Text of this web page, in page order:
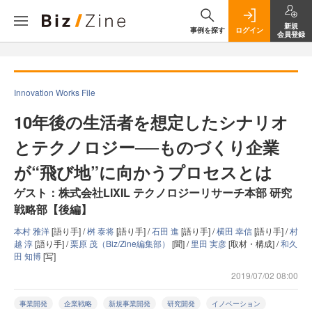
事例を探す ログイン
新規
会員登録
Innovation Works File
10年後の生活者を想定したシナリオ
とテクノロジー──ものづくり企業
が“飛び地”に向かうプロセスとは
ゲスト：株式会社LIXIL テクノロジーリサーチ本部 研究
戦略部【後編】
本村 雅洋[語り手] /桝 泰将[語り手] /石田 進 [語り手] /横田 幸信[語り手] /村
越 淳[語り手] /栗原 茂（Biz/Zine編集部） [聞] /里田 実彦[取材・構成] /和久
田 知博[写]
2019/07/02 08:00
事業開発 企業戦略 新規事業開発 研究開発 イノベーション